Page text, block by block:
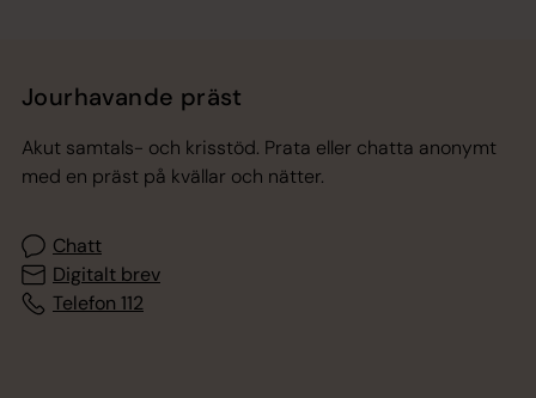
Jourhavande präst
Akut samtals- och krisstöd. Prata eller chatta anonymt
med en präst på kvällar och nätter.
Chatt
Digitalt brev
Telefon 112